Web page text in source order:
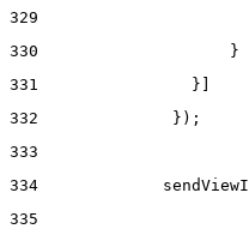
329
330
                    }
331
                }]
332
              });
333
334
335